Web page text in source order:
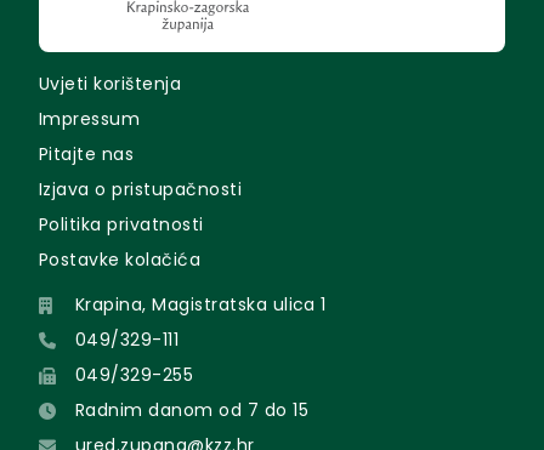
Uvjeti korištenja
Impressum
Pitajte nas
Izjava o pristupačnosti
Politika privatnosti
Postavke kolačića
Krapina, Magistratska ulica 1
049/329-111
049/329-255
Radnim danom od 7 do 15
ured.zupana@kzz.hr